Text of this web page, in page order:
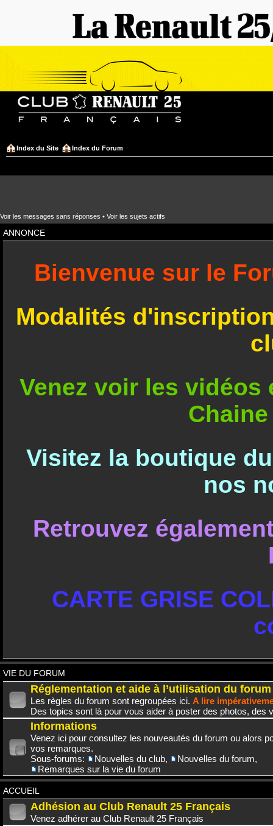
Index du Site Index du Forum
Voir les messages sans réponses • Voir les sujets actifs
ANNONCE
Bienvenue sur le
Modalités
Venez voir les
Visitez la boutique
nos
Retrouvez
CARTE GRISE
VIE DU FORUM
Réglementation et aide à l’utilisation du forum
Les règles du forum sont regroupées ici. A lire
Des topics sont là pour vous aider à poster des photos, des
Informations
Venez ici pour consultez les nouveautés du forum ou alors
vos remarques.
Sous-forums:
Nouvelles du club, Nouvelles du forum,
Remarques sur la vie du forum
ACCUEIL
Adhésion au Club Renault 25 Français
Venez adhérer au Club Renault 25 Français